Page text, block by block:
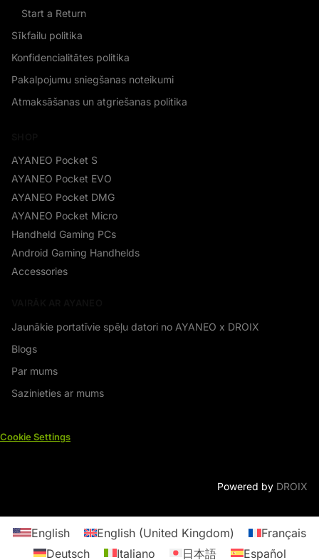
Start a Return
Sīkfailu politika
Konfidencialitātes politika
Pakalpojumu sniegšanas noteikumi
Atmaksāšanas un atgriešanas politika
AYANEO Pocket S
AYANEO Pocket EVO
AYANEO Pocket DMG
AYANEO Pocket Micro
Handheld Gaming PCs
Android Gaming Handhelds
Accessories
Jaunākie portatīvie spēļu datori no AYANEO x DROIX
Blogs
Par mums
Sazinieties ar mums
Cookie Settings
Powered by DROIX
English English (United Kingdom)
Français
Deutsch
Italiano 日本語 Español